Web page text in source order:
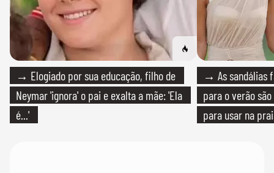
→ Elogiado por sua educação, filho de
Neymar 'ignora' o pai e exalta a mãe: 'Ela
é...'
→ As sandálias
para o verão
para usar na